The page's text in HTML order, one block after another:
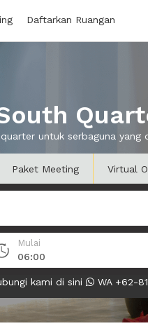
Daftarkan Ruangan
untuk serbaguna yang
Paket Meeting Virtual
Mulai
06:00
kami di sini WA +62-